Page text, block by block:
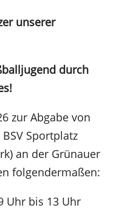
unserer
durch
zur Abgabe von
Sportplatz
an der Grünauer
folgendermaßen:
Uhr bis 13 Uhr